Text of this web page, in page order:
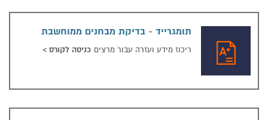
תומגרייד - בדיקת מבחנים ממוחשבת
ריכוז מידע ועזרה עבור מרצים כניסה לקורס >